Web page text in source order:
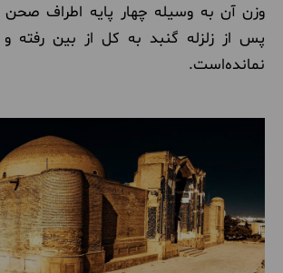
وزن آن به وسیله چهار پایه اطراف
پس از زلزله گنبد به کل از بین رفته و
نمانده‌است.